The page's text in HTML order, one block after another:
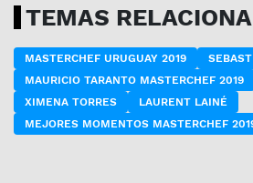
TEMAS
MASTERCHEF URUGUAY 2019
MAURICIO TARANTO MASTERCHEF 2019
XIMENA TORRES
LAURENT LAINÉ
MEJORES MOMENTOS MASTERCHEF